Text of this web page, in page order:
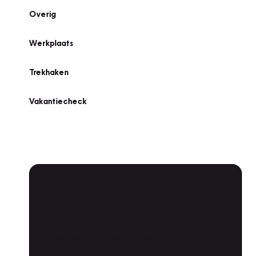
Overig
Werkplaats
Trekhaken
Vakantiecheck